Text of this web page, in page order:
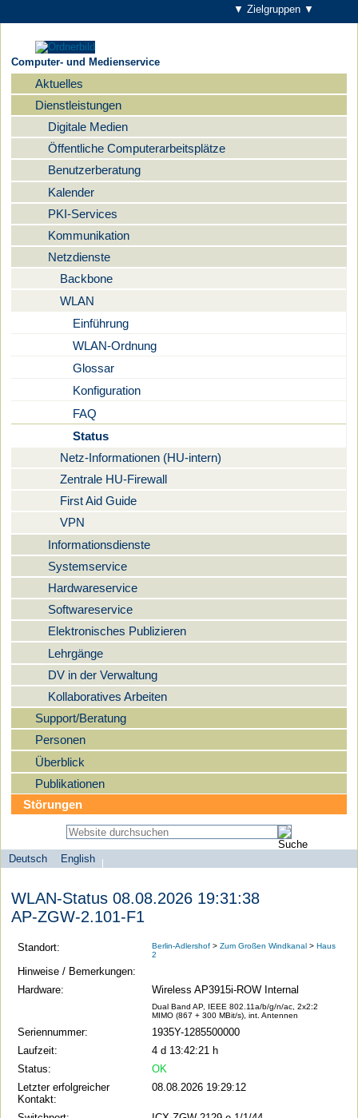
▼ Zielgruppen ▼
Computer- und Medienservice
Navigation
Aktuelles
Dienstleistungen
Digitale Medien
Öffentliche Computerarbeitsplätze
Benutzerberatung
Kalender
PKI-Services
Kommunikation
Netzdienste
Backbone
WLAN
Einführung
WLAN-Ordnung
Glossar
Konfiguration
FAQ
Status
Netz-Informationen (HU-intern)
Zentrale HU-Firewall
First Aid Guide
VPN
Informationsdienste
Systemservice
Hardwareservice
Softwareservice
Elektronisches Publizieren
Lehrgänge
DV in der Verwaltung
Kollaboratives Arbeiten
Support/Beratung
Personen
Überblick
Publikationen
Störungen
Sprachauswahl
Deutsch
English
search-menu
Universität
zu
Berlin
Computer-
WLAN-Status 08.08.2026 19:31:38
AP-ZGW-2.101-F1
Standort: Berlin-Adlershof >Zum Großen Windkanal >Haus
2
Hinweise / Bemerkungen:
Hardware:
Wireless AP3915i-ROW Internal
Dual Band AP, IEEE 802.11a/b/g/n/ac, 2x2:2
MIMO (867 + 300 MBit/s), int. Antennen
Seriennummer:
1935Y-1285500000
Laufzeit:
4 d 13:42:21 h
Status:
OK
Letzter erfolgreicher
Kontakt:
08.08.2026 19:29:12